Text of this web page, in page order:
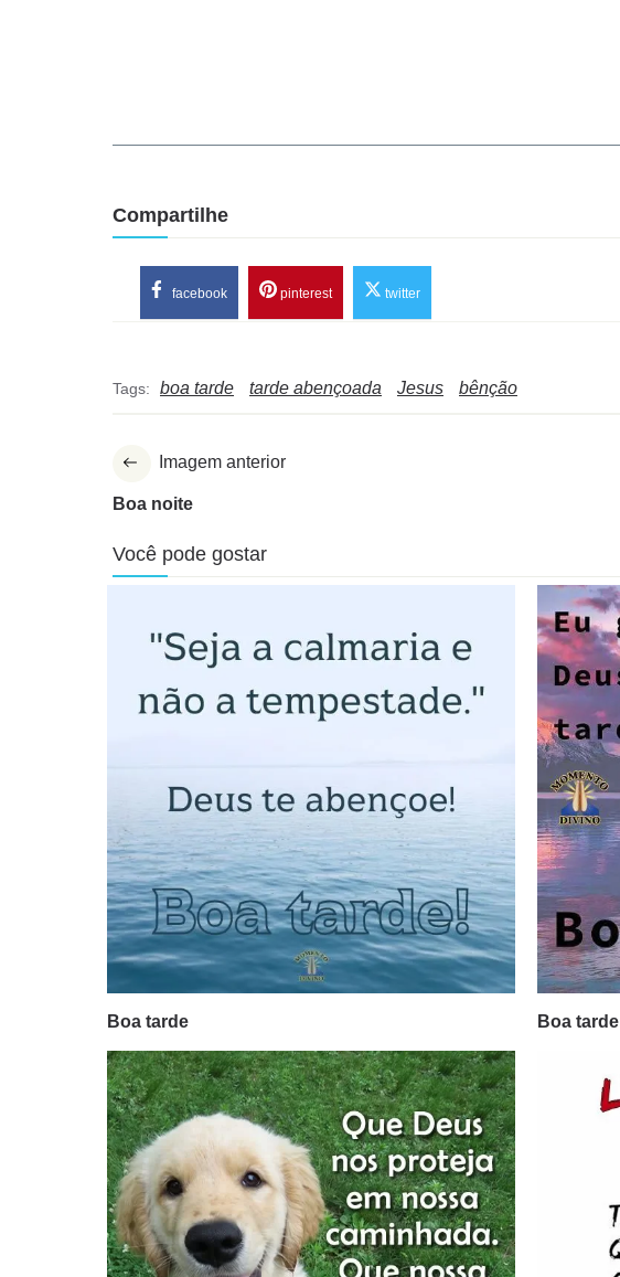
Compartilhe
facebook pinterest twitter
Tags: boa tarde tarde abençoada Jesus bênção
Imagem anterior
Boa noite
Você pode gostar
Boa tarde Boa tarde